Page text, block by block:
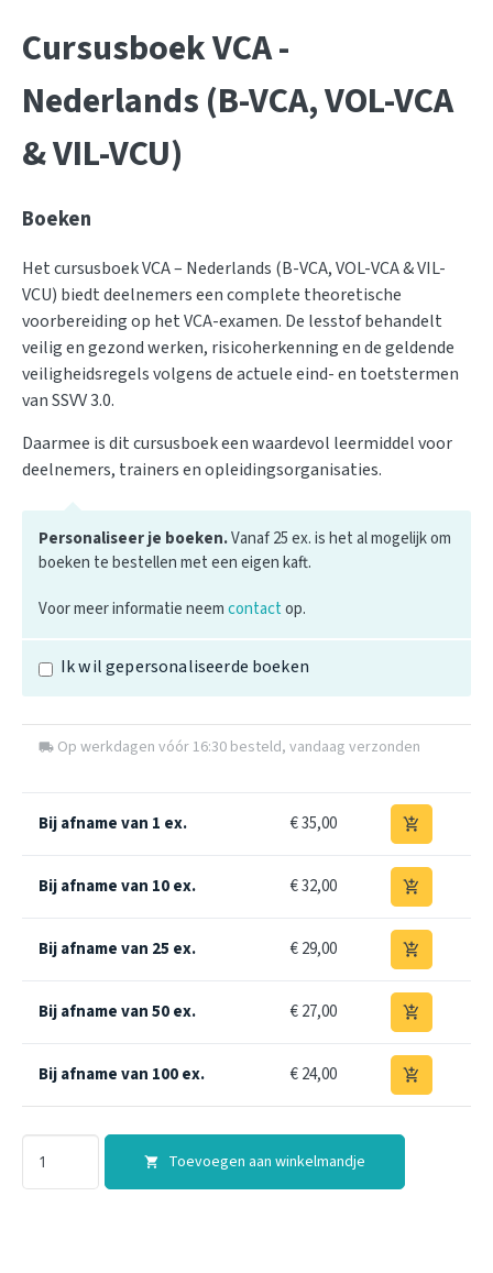
Cursusboek VCA -
Nederlands (B-VCA, VOL-VCA
& VIL-VCU)
Boeken
Het cursusboek VCA – Nederlands (B-VCA, VOL-VCA & VIL-
VCU) biedt deelnemers een complete theoretische
voorbereiding op het VCA-examen. De lesstof behandelt
veilig en gezond werken, risicoherkenning en de geldende
veiligheidsregels volgens de actuele eind- en toetstermen
van SSVV 3.0.
Daarmee is dit cursusboek een waardevol leermiddel voor
deelnemers, trainers en opleidingsorganisaties.
Personaliseer je boeken.Vanaf 25 ex. is het al mogelijk om
boeken te bestellen met een eigen kaft.
Voor meer informatie neemcontactop.
Ik wil gepersonaliseerde boeken
local_shipping Op werkdagen vóór 16:30 besteld, vandaag verzonden
Bij afname van 1 ex. € 35,00 add_shopping_cart
Bij afname van 10 ex. € 32,00 add_shopping_cart
Bij afname van 25 ex. € 29,00 add_shopping_cart
Bij afname van 50 ex. € 27,00 add_shopping_cart
Bij afname van 100 ex. € 24,00 add_shopping_cart
shopping_cart Toevoegen aan winkelmandje